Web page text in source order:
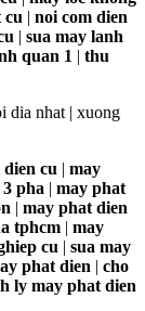
cu | noi com dien
| sua may lanh
quan 1 | thu
dia nhat | xuong
cu | may
pha | may phat
| may phat dien
tphcm | may
cu | sua may
phat dien | cho
ly may phat dien